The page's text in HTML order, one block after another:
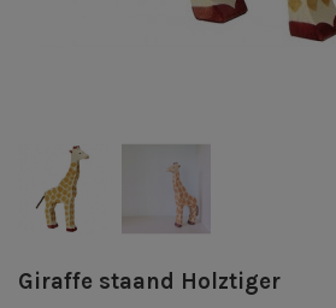
Giraffe staand Holztiger